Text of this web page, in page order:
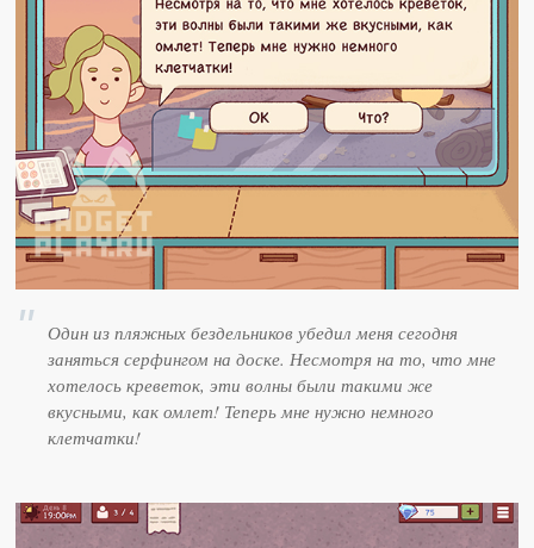
Один из пляжных бездельников убедил меня сегодня
заняться серфингом на доске. Несмотря на то, что мне
хотелось креветок, эти волны были такими же
вкусными, как омлет! Теперь мне нужно немного
клетчатки!